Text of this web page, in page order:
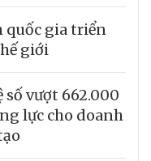
quốc gia triển
giới
vượt 662.000
lực cho doanh